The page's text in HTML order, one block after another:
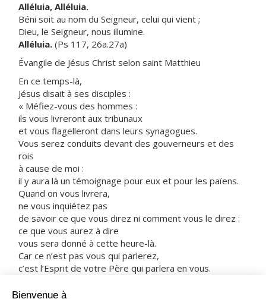
Alléluia, Alléluia.
Béni soit au nom du Seigneur, celui qui vient ;
Dieu, le Seigneur, nous illumine.
Alléluia. (Ps 117, 26a.27a)
Évangile de Jésus Christ selon saint Matthieu
En ce temps-là,
Jésus disait à ses disciples :
« Méfiez-vous des hommes :
ils vous livreront aux tribunaux
et vous flagelleront dans leurs synagogues.
Vous serez conduits devant des gouverneurs et des
rois
à cause de moi :
il y aura là un témoignage pour eux et pour les païens.
Quand on vous livrera,
ne vous inquiétez pas
de savoir ce que vous direz ni comment vous le direz :
ce que vous aurez à dire
vous sera donné à cette heure-là.
Car ce n’est pas vous qui parlerez,
c’est l’Esprit de votre Père qui parlera en vous.
et le père, son enfant ;